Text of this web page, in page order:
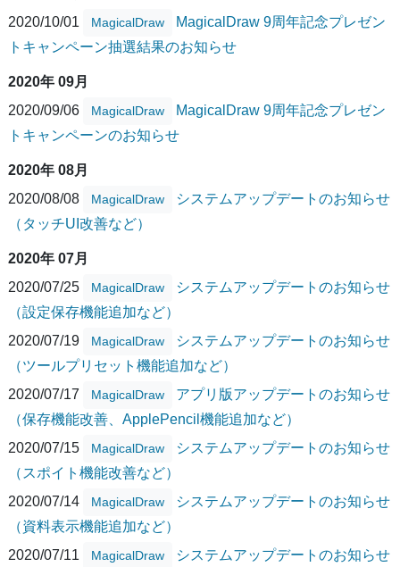
2020/10/01
MagicalDraw
MagicalDraw 9周年記念プレゼン
トキャンペーン抽選結果のお知らせ
2020年 09月
2020/09/06
MagicalDraw
MagicalDraw 9周年記念プレゼン
トキャンペーンのお知らせ
2020年 08月
2020/08/08
MagicalDraw
システムアップデートのお知らせ
（タッチUI改善など）
2020年 07月
2020/07/25
MagicalDraw
システムアップデートのお知らせ
（設定保存機能追加など）
2020/07/19
MagicalDraw
システムアップデートのお知らせ
（ツールプリセット機能追加など）
2020/07/17
MagicalDraw
アプリ版アップデートのお知らせ
（保存機能改善、ApplePencil機能追加など）
2020/07/15
MagicalDraw
システムアップデートのお知らせ
（スポイト機能改善など）
2020/07/14
MagicalDraw
システムアップデートのお知らせ
（資料表示機能追加など）
2020/07/11
MagicalDraw
システムアップデートのお知らせ